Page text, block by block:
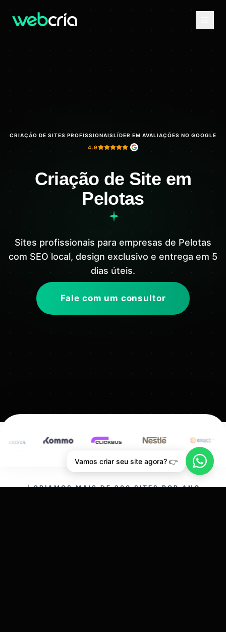
CRIAÇÃO DE SITES PROFISSIONAISLÍDER EM AVALIAÇÕES NO GOOGLE
4.9
Criação de Site em
Pelotas
Sites profissionais para empresas de Pelotas
com SEO local, design exclusivo e entrega em 5
dias úteis.
Fale com um consultor
CRIAMOS MAIS DE 200 SITES POR ANO.
Vamos criar seu site agora? 👉